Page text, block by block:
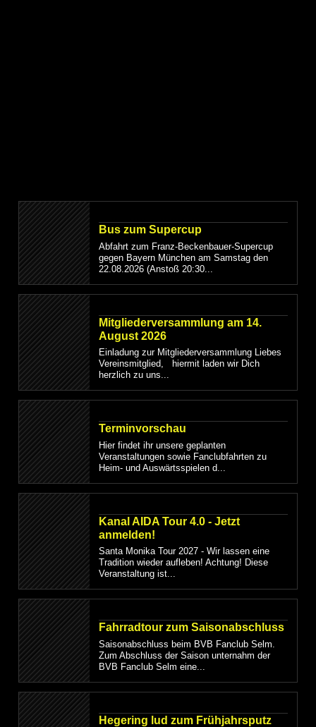
Bus zum Supercup
Abfahrt zum Franz-Beckenbauer-Supercup
gegen Bayern München am Samstag den
22.08.2026 (Anstoß 20:30...
Mitgliederversammlung am 14.
August 2026
Einladung zur Mitgliederversammlung Liebes
Vereinsmitglied, hiermit laden wir Dich
herzlich zu uns...
Terminvorschau
Hier findet ihr unsere geplanten
Veranstaltungen sowie Fanclubfahrten zu
Heim- und Auswärtsspielen d...
Kanal AIDA Tour 4.0 - Jetzt
anmelden!
Santa Monika Tour 2027 - Wir lassen eine
Tradition wieder aufleben! Achtung! Diese
Veranstaltung ist...
Fahrradtour zum Saisonabschluss
Saisonabschluss beim BVB Fanclub Selm.
Zum Abschluss der Saison unternahm der
BVB Fanclub Selm eine...
Hegering lud zum Frühjahrsputz